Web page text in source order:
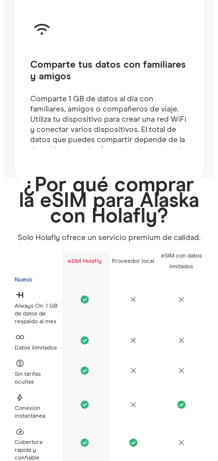
Comparte tus datos con familiares
y amigos
Comparte 1 GB de datos al día con
familiares, amigos o compañeros de viaje.
Utiliza tu dispositivo para crear una red WiFi
y conectar varios dispositivos. El total de
datos que puedes compartir depende de la
duración de tu plan (por ejemplo, un plan de
¿Por qué comprar
la eSIM para Alaska
con Holafly?
Solo Holafly ofrece un servicio premium de calidad.
eSIM Holafly Proveedor local
eSIM con datos
limitados
Nuevo
Always On: 1 GB
de datos de
respaldo al mes
Datos ilimitados
Sin tarifas
ocultas
Conexión
instantánea
Cobertura
rápida y
confiable